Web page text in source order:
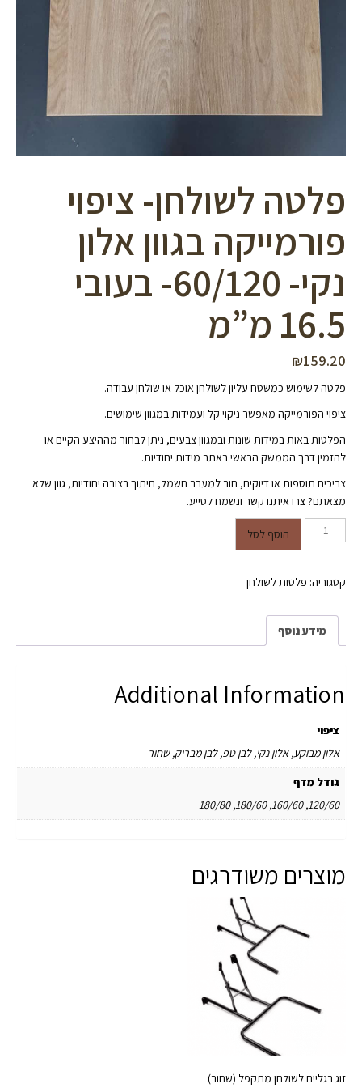
פלטה לשולחן- ציפוי
פורמייקה בגוון אלון
נקי- 60/120- בעובי
16.5 מ”מ
₪159.20
פלטה לשימוש כמשטח עליון לשולחן אוכל או שולחן עבודה.
ציפוי הפורמייקה מאפשר ניקוי קל ועמידות במגוון שימושים.
הפלטות באות במידות שונות ובמגוון צבעים, ניתן לבחור מההיצע הקיים או
להזמין דרך הממשק הראשי באתר מידות יחודיות.
צריכים תוספות או דיוקים, חור למעבר חשמל, חיתוך בצורה יחודיות, גוון שלא
מצאתם? צרו איתנו קשר ונשמח לסייע.
כמות של פלטה לשולחן- ציפוי
הוסף לסל
קטגוריה: פלטות לשולחן
מידע נוסף
Additional Information
ציפוי
אלון מבוקע, אלון נקי, לבן טפ, לבן מבריק, שחור
גודל מדף
120/60, 160/60, 180/60, 180/80
מוצרים משודרגים
זוג רגליים לשולחן מתקפל (שחור)